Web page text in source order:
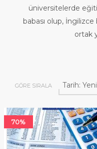
üniversitelerde
babası olup,
ortak
GÖRE SIRALA
70%